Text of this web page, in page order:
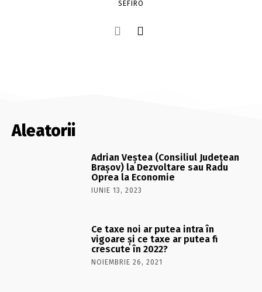
SEFIRO
Aleatorii
Adrian Veştea (Consiliul Judeţean
Braşov) la Dezvoltare sau Radu
Oprea la Economie
IUNIE 13, 2023
Ce taxe noi ar putea intra în
vigoare și ce taxe ar putea fi
crescute în 2022?
NOIEMBRIE 26, 2021